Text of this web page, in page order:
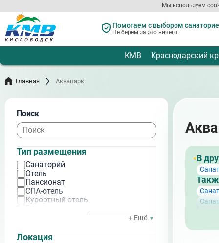
Мы используем
к
основному
содержанию
Помогаем с выбором
Не берём за это ничего.
КМВ Краснодарский
Главная Аквапарк
Поиск
Тип размещения
Санаторий
Отель
Пансионат
СПА-отель
Курортный отель
+ Ещё
Локация
В